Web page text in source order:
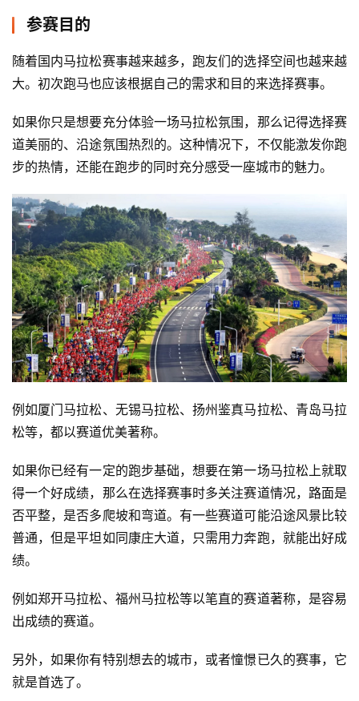
参赛目的
随着国内马拉松赛事越来越多，跑友们的选择空间也越来越
大。初次跑马也应该根据自己的需求和目的来选择赛事。
如果你只是想要充分体验一场马拉松氛围，那么记得选择赛
道美丽的、沿途氛围热烈的。这种情况下，不仅能激发你跑
步的热情，还能在跑步的同时充分感受一座城市的魅力。
例如厦门马拉松、无锡马拉松、扬州鉴真马拉松、青岛马拉
松等，都以赛道优美著称。
如果你已经有一定的跑步基础，想要在第一场马拉松上就取
得一个好成绩，那么在选择赛事时多关注赛道情况，路面是
否平整，是否多爬坡和弯道。有一些赛道可能沿途风景比较
普通，但是平坦如同康庄大道，只需用力奔跑，就能出好成
绩。
例如郑开马拉松、福州马拉松等以笔直的赛道著称，是容易
出成绩的赛道。
另外，如果你有特别想去的城市，或者憧憬已久的赛事，它
就是首选了。